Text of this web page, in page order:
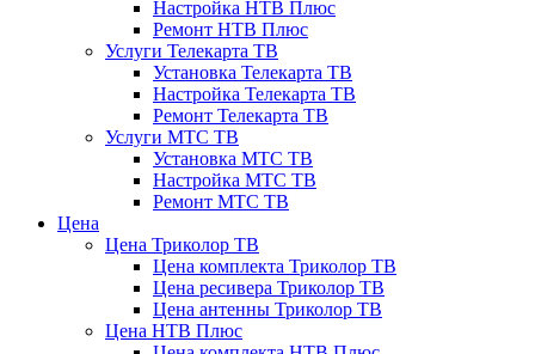
Настройка НТВ Плюс
Ремонт НТВ Плюс
Услуги Телекарта ТВ
Установка Телекарта ТВ
Настройка Телекарта ТВ
Ремонт Телекарта ТВ
Услуги МТС ТВ
Установка МТС ТВ
Настройка МТС ТВ
Ремонт МТС ТВ
Цена
Цена Триколор ТВ
Цена комплекта Триколор ТВ
Цена ресивера Триколор ТВ
Цена антенны Триколор ТВ
Цена НТВ Плюс